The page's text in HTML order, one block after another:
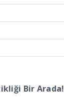
Bir Arada!